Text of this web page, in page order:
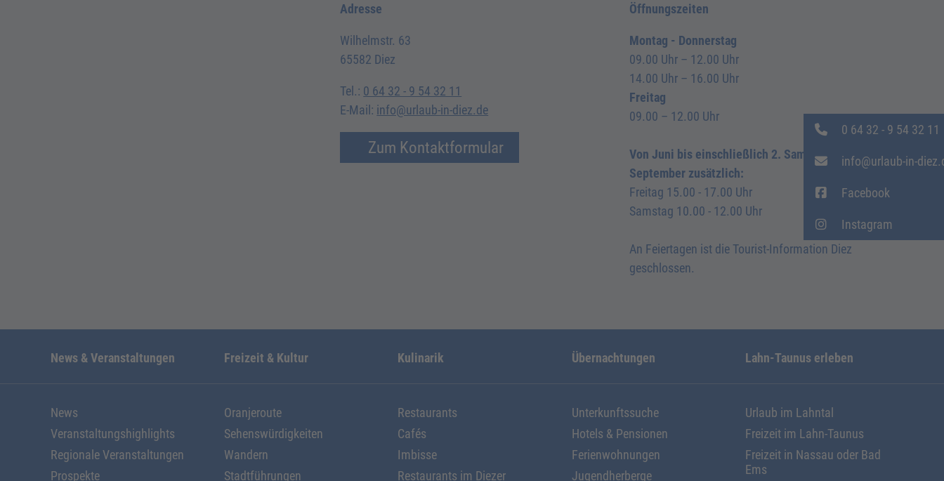
Adresse
Wilhelmstr. 63
65582 Diez
Tel.: 0 64 32 - 9 54 32 11
E-Mail: info@urlaub-in-diez.de
Zum Kontaktformular
Öffnungszeiten
Montag - Donnerstag
09.00 Uhr – 12.00 Uhr
14.00 Uhr – 16.00 Uhr
Freitag
09.00 – 12.00 Uhr
Von Juni bis einschließlich 2. Samstag im
September zusätzlich:
Freitag 15.00 - 17.00 Uhr
Samstag 10.00 - 12.00 Uhr
An Feiertagen ist die Tourist-Information Diez
geschlossen.
News & Veranstaltungen
News
Veranstaltungshighlights
Regionale Veranstaltungen
Prospekte
Freizeit & Kultur
Oranjeroute
Sehenswürdigkeiten
Wandern
Stadtführungen
Kulinarik
Restaurants
Cafés
Imbisse
Restaurants im Diezer
Übernachtungen
Unterkunftssuche
Hotels & Pensionen
Ferienwohnungen
Jugendherberge
Lahn-Taunus erleben
Urlaub im Lahntal
Freizeit im Lahn-Taunus
Freizeit in Nassau oder Bad
Ems
0 64 32 - 9 54 32 11
info@urlaub-in-
Facebook
Instagram